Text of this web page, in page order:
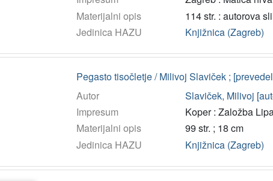
Materijalni opis
114 str. : autorova
Jedinica HAZU
Knjižnica (Zagreb)
Pegasto tisočletje / Milivoj Slaviček ;
Autor
Slaviček, Milivoj
Impresum
Koper : Založba
Materijalni opis
99 str. ; 18 cm
Jedinica HAZU
Knjižnica (Zagreb)